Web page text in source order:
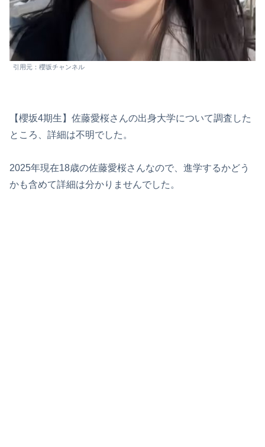
引用元：櫻坂チャンネル
【櫻坂4期生】佐藤愛桜さんの出身大学について調査した
ところ、詳細は不明でした。
2025年現在18歳の佐藤愛桜さんなので、進学するかどう
かも含めて詳細は分かりませんでした。